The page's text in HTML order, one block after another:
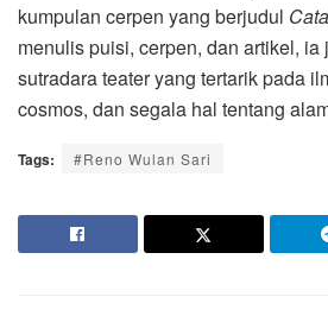
kumpulan cerpen yang berjudul
menulis puisi, cerpen, dan artikel, ia
sutradara teater yang tertarik pada
cosmos, dan segala hal tentang
Tags: #Reno Wulan Sari